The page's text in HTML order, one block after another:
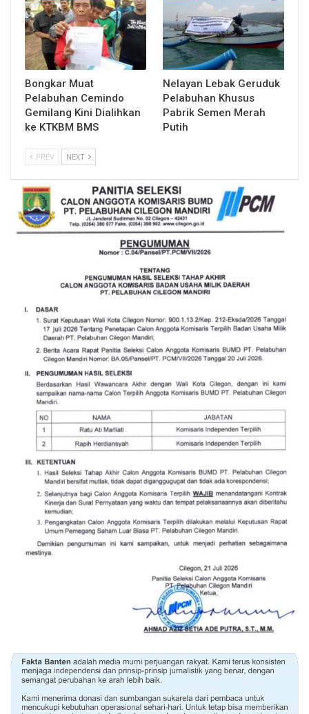
Bongkar Muat
Pelabuhan Cemindo
Gemilang Kini Dialihkan
ke KTKBM BMS
Nelayan Lebak Geruduk
Pelabuhan Khusus
Pabrik Semen Merah
Putih
PREV NEXT